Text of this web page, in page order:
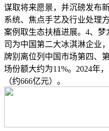
谋取将来愿景，并沉磅发布
系统、焦点手艺及行业处理
案例取生态扶植进展。4、
司为中国第二大冰淇淋企业
牌别离位列中国市场第四、
场份额大约为11%。2024年
（约666亿元）。